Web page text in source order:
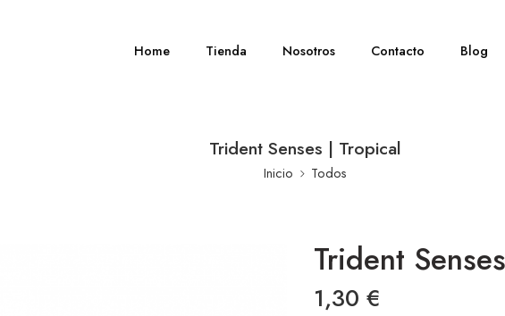
Home Tienda Nosotros Contacto Blog
Trident Senses | Tropical
Inicio Todos
Trident
1,30 €